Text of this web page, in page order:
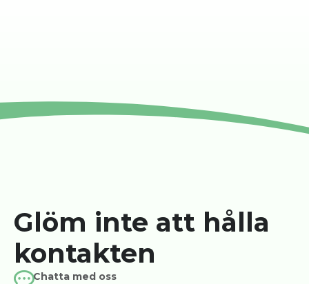
Glöm inte att hålla
kontakten
Chatta med oss